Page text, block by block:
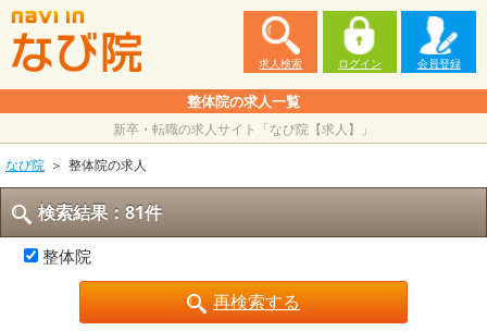
求人検索 ログイン 会員登録
整体院の求人一覧
新卒・転職の求人サイト「なび院【求人】」
なび院
整体院の求人
検索結果：81件
整体院
再検索する